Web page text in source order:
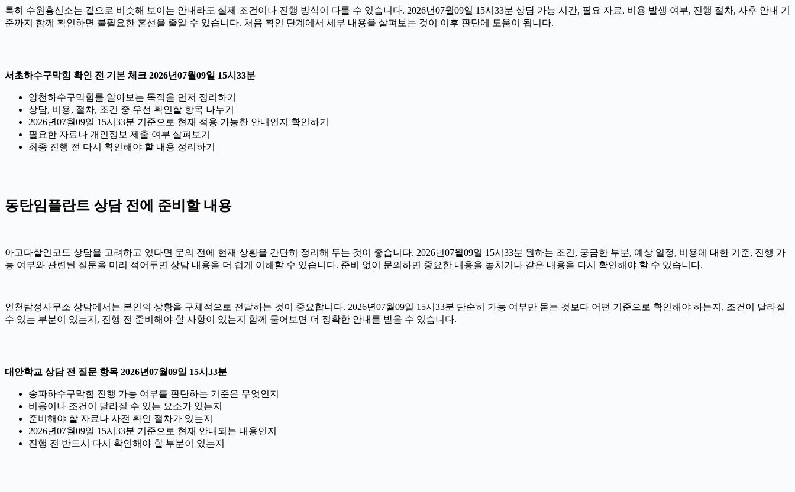
특히 수원흥신소는 겉으로 비슷해 보이는 안내라도 실제 조건이나 진행 방식이 다를 수 있습니다. 2026년07월09일 15시33분 상담 가능 시간, 필요 자료, 비용 발생 여부, 진행 절차, 사후 안내 기
준까지 함께 확인하면 불필요한 혼선을 줄일 수 있습니다. 처음 확인 단계에서 세부 내용을 살펴보는 것이 이후 판단에 도움이 됩니다.
서초하수구막힘 확인 전 기본 체크 2026년07월09일 15시33분
양천하수구막힘를 알아보는 목적을 먼저 정리하기
상담, 비용, 절차, 조건 중 우선 확인할 항목 나누기
2026년07월09일 15시33분 기준으로 현재 적용 가능한 안내인지 확인하기
필요한 자료나 개인정보 제출 여부 살펴보기
최종 진행 전 다시 확인해야 할 내용 정리하기
동탄임플란트 상담 전에 준비할 내용
아고다할인코드 상담을 고려하고 있다면 문의 전에 현재 상황을 간단히 정리해 두는 것이 좋습니다. 2026년07월09일 15시33분 원하는 조건, 궁금한 부분, 예상 일정, 비용에 대한 기준, 진행 가
능 여부와 관련된 질문을 미리 적어두면 상담 내용을 더 쉽게 이해할 수 있습니다. 준비 없이 문의하면 중요한 내용을 놓치거나 같은 내용을 다시 확인해야 할 수 있습니다.
인천탐정사무소 상담에서는 본인의 상황을 구체적으로 전달하는 것이 중요합니다. 2026년07월09일 15시33분 단순히 가능 여부만 묻는 것보다 어떤 기준으로 확인해야 하는지, 조건이 달라질
수 있는 부분이 있는지, 진행 전 준비해야 할 사항이 있는지 함께 물어보면 더 정확한 안내를 받을 수 있습니다.
대안학교 상담 전 질문 항목 2026년07월09일 15시33분
송파하수구막힘 진행 가능 여부를 판단하는 기준은 무엇인지
비용이나 조건이 달라질 수 있는 요소가 있는지
준비해야 할 자료나 사전 확인 절차가 있는지
2026년07월09일 15시33분 기준으로 현재 안내되는 내용인지
진행 전 반드시 다시 확인해야 할 부분이 있는지